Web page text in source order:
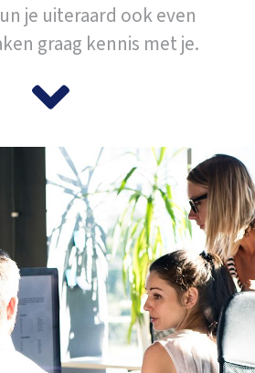
je uiteraard ook even
graag kennis met je.